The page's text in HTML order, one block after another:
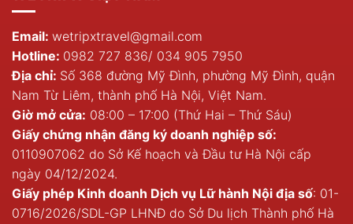
Email: wetripxtravel@gmail.com
Hotline: 0982 727 836/ 034 905 7950
Địa chỉ: Số 368 đường Mỹ Đình, phường Mỹ Đình, quận
Nam Từ Liêm, thành phố Hà Nội, Việt Nam.
Giờ mở cửa: 08:00 – 17:00 (Thứ Hai – Thứ Sáu)
Giấy chứng nhận đăng ký doanh nghiệp số:
0110907062 do Sở Kế hoạch và Đầu tư Hà Nội cấp
ngày 04/12/2024.
Giấy phép Kinh doanh Dịch vụ Lữ hành Nội địa số: 01-
0716/2026/SDL-GP LHNĐ do Sở Du lịch Thành phố Hà